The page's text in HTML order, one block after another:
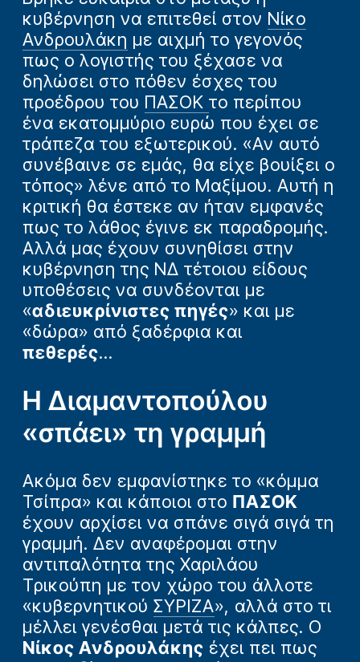
κυβέρνηση να επιτεθεί στον Νίκο
Ανδρουλάκη με αιχμή το γεγονός
πως ο λογιστής του ξέχασε να
δηλώσει στο πόθεν έσχες του
προέδρου του ΠΑΣΟΚ το περίπου
ένα εκατομμύριο ευρώ που έχει σε
τράπεζα του εξωτερικού. «Αν αυτό
συνέβαινε σε εμάς, θα είχε βουίξει ο
τόπος» λένε από το Μαξίμου. Αυτή η
κριτική θα έστεκε αν ήταν εμφανές
πως το λάθος έγινε εκ παραδρομής.
Αλλά μας έχουν συνηθίσει στην
κυβέρνηση της ΝΔ τέτοιου είδους
υποθέσεις να συνδέονται με
«αδιευκρίνιστες πηγές» και με
«δώρα» από ξαδέρφια και
πεθερές…
Η Διαμαντοπούλου
«σπάει» τη γραμμή
Ακόμα δεν εμφανίστηκε το «κόμμα
Τσίπρα» και κάποιοι στο ΠΑΣΟΚ
έχουν αρχίσει να σπάνε σιγά σιγά τη
γραμμή. Δεν αναφέρομαι στην
αντιπαλότητα της Χαριλάου
Τρικούπη με τον χώρο του άλλοτε
«κυβερνητικού ΣΥΡΙΖΑ», αλλά στο τι
μέλλει γενέσθαι μετά τις κάλπες. Ο
Νίκος Ανδρουλάκης έχει πει πως